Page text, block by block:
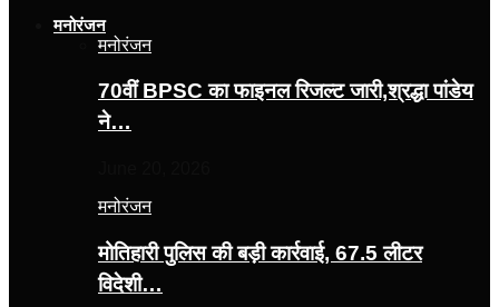
मनोरंजन
मनोरंजन
70वीं BPSC का फाइनल रिजल्ट जारी,श्रद्धा पांडेय
ने…
मनोरंजन
मोतिहारी पुलिस की बड़ी कार्रवाई, 67.5 लीटर
विदेशी…